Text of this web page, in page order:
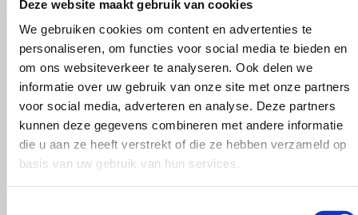
Deze website maakt gebruik van cookies
We gebruiken cookies om content en advertenties te
personaliseren, om functies voor social media te bieden en
om ons websiteverkeer te analyseren. Ook delen we
informatie over uw gebruik van onze site met onze partners
voor social media, adverteren en analyse. Deze partners
kunnen deze gegevens combineren met andere informatie
die u aan ze heeft verstrekt of die ze hebben verzameld op
basis van uw gebruik van hun services.
en goed advies.
Dam
klopte heel
Rieneke, ze
gegeven een
R. van Buel